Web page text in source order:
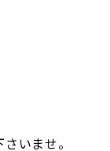
いませ。